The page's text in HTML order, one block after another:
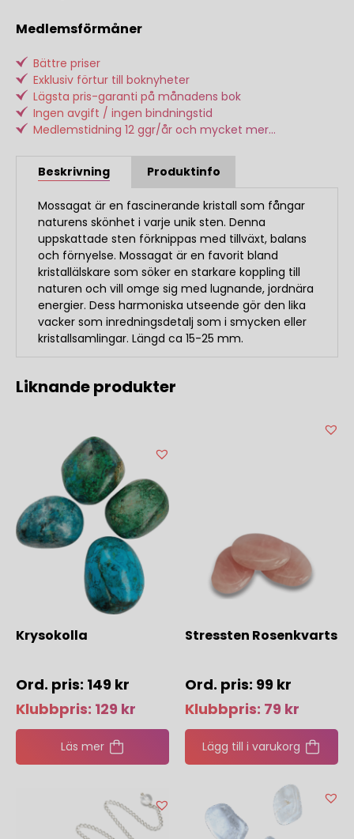
Medlemsförmåner
Bättre priser
Exklusiv förtur till boknyheter
Lägsta pris-garanti på månadens bok
Ingen avgift / ingen bindningstid
Medlemstidning 12 ggr/år och mycket mer...
Beskrivning Produktinfo
Mossagat är en fascinerande kristall som fångar
naturens skönhet i varje unik sten. Denna
uppskattade sten förknippas med tillväxt, balans
och förnyelse. Mossagat är en favorit bland
kristallälskare som söker en starkare koppling till
naturen och vill omge sig med lugnande, jordnära
energier. Dess harmoniska utseende gör den lika
vacker som inredningsdetalj som i smycken eller
kristallsamlingar. Längd ca 15-25 mm.
Liknande produkter
Krysokolla
149 kr
Klubbpris: 129 kr
Läs mer
Stressten Rosenkvarts
99 kr
Klubbpris: 79 kr
Lägg till i varukorg